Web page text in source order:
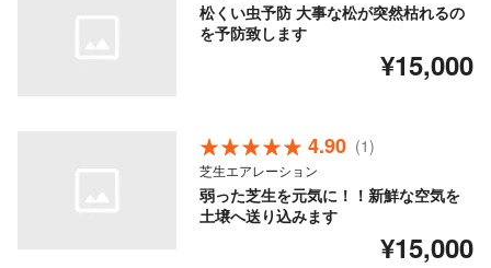
松くい虫予防 大事な松が突然枯れるの
を予防致します
¥15,000
4.90 (1)
芝生エアレーション
弱った芝生を元気に！！新鮮な空気を
土壌へ送り込みます
¥15,000